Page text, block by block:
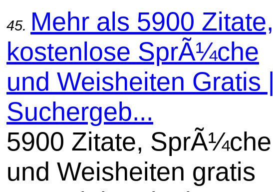
45. Mehr als 5900 Zitate,
kostenlose SprÃ¼che
und Weisheiten Gratis |
Suchergeb...
5900 Zitate, SprÃ¼che
und Weisheiten gratis